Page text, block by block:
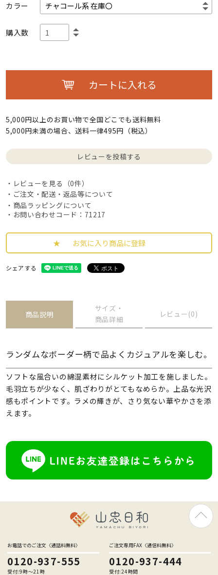
カラー
購入数
カートに入れる
5,000円以上のお買い物で全国どこでも送料無料
5,000円未満の場合、送料一律495円（税込）
レビューを投稿する
レビューを見る（0件）
ご注文・配送・返品等について
商品ラッピングについて
・お問い合わせコード：71217
お気に入り商品に登録
シェアする
商品説明
サイズ・
商品詳細
レビュー(0)
ランダムなボーダー柄で品よくカジュアルを楽しむ。
ソフトな風合いの綿混素材にシルケット加工を施しました。
毛羽立ちが少なく、肌ざわりがとてもなめらか。上品な光沢
感もポイントです。ラメの輝きが、さり気ない華やかさを添
えます。
お電話でのご注文〈通話料無料〉
0120-937-555
受付:9時〜21時
ご注文専用FAX〈通信料無料〉
0120-937-444
受付:24時間